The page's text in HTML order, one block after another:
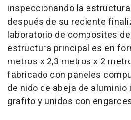
inspeccionando la estructura
después de su reciente
laboratorio de composites
estructura principal es en
metros x 2,3 metros x 2
fabricado con paneles
de nido de abeja de
grafito y unidos con